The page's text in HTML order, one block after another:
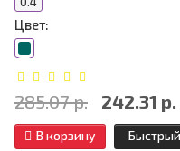
Цвет:
285.07 р. 242.31 р.
В корзину